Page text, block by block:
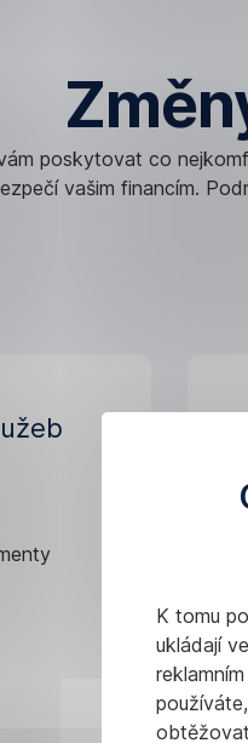
K tomu
ukládají
poskytovat co
vašim financím.